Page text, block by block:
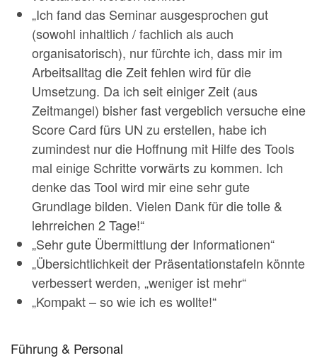
„Ich fand das Seminar ausgesprochen gut
(sowohl inhaltlich / fachlich als auch
organisatorisch), nur fürchte ich, dass mir im
Arbeitsalltag die Zeit fehlen wird für die
Umsetzung. Da ich seit einiger Zeit (aus
Zeitmangel) bisher fast vergeblich versuche eine
Score Card fürs UN zu erstellen, habe ich
zumindest nur die Hoffnung mit Hilfe des Tools
mal einige Schritte vorwärts zu kommen. Ich
denke das Tool wird mir eine sehr gute
Grundlage bilden. Vielen Dank für die tolle &
lehrreichen 2 Tage!“
„Sehr gute Übermittlung der Informationen“
„Übersichtlichkeit der Präsentationstafeln könnte
verbessert werden, „weniger ist mehr“
„Kompakt – so wie ich es wollte!“
Führung & Personal